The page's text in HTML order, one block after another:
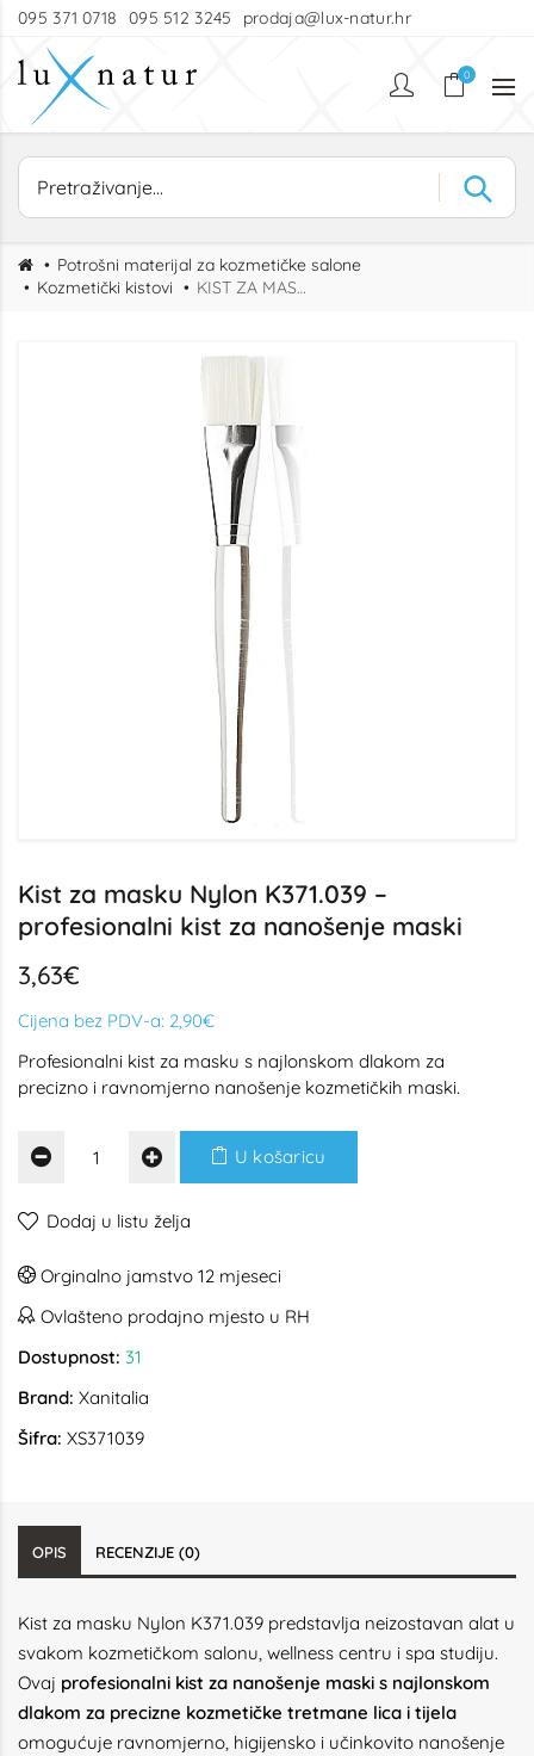
095 371 0718 095 512 3245 prodaja@lux-natur.hr
0
Potrošni materijal za kozmetičke salone
Kozmetički kistovi
KIST ZA MASKU - NYLON
Kist za masku Nylon K371.039 –
profesionalni kist za nanošenje maski
3,63€
Cijena bez PDV-a: 2,90€
Profesionalni kist za masku s najlonskom dlakom za
precizno i ravnomjerno nanošenje kozmetičkih maski.
U košaricu
Dodaj u listu želja
Orginalno jamstvo 12 mjeseci
Ovlašteno prodajno mjesto u RH
Dostupnost: 31
Brand: Xanitalia
Šifra: XS371039
OPIS RECENZIJE (0)
Kist za masku Nylon K371.039 predstavlja neizostavan alat u
svakom kozmetičkom salonu, wellness centru i spa studiju.
Ovaj profesionalni kist za nanošenje maski s najlonskom
dlakom za precizne kozmetičke tretmane lica i tijela
omogućuje ravnomjerno, higijensko i učinkovito nanošenje